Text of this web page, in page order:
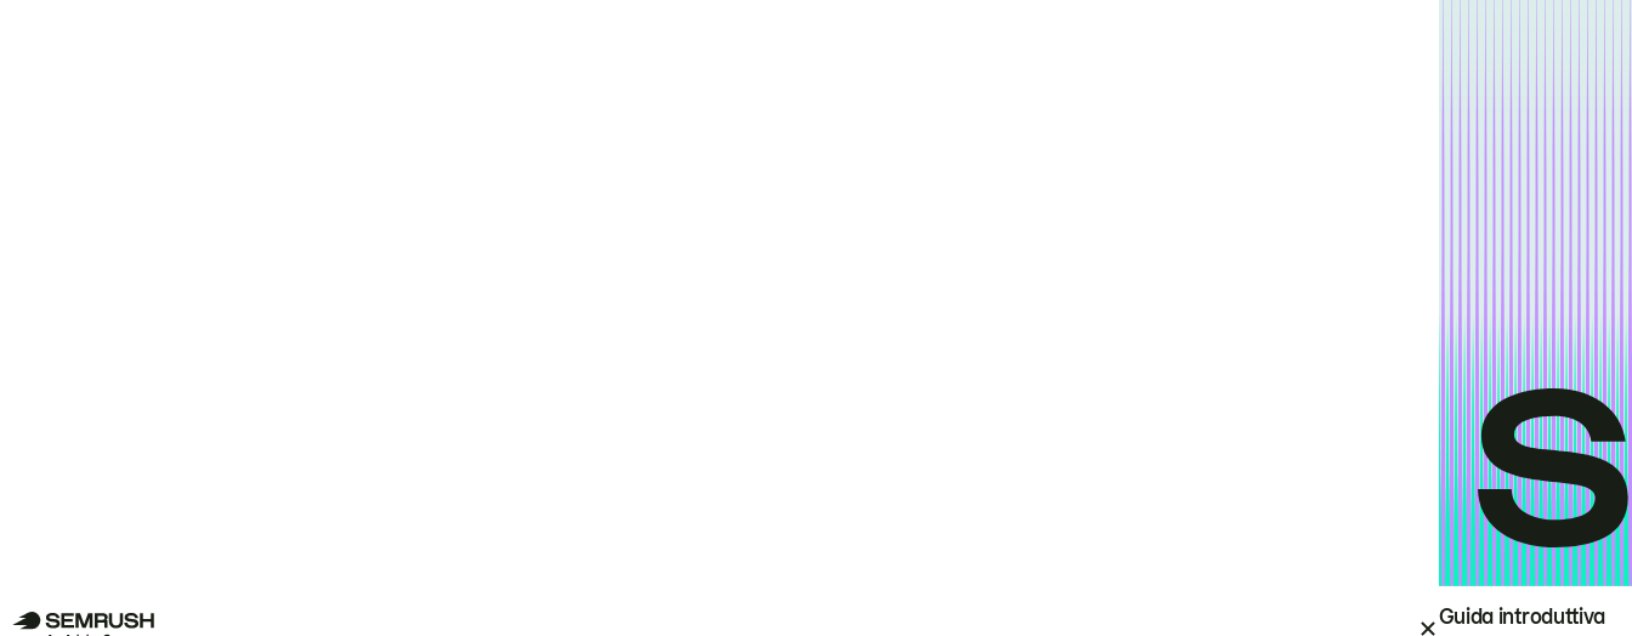
Guida introduttiva